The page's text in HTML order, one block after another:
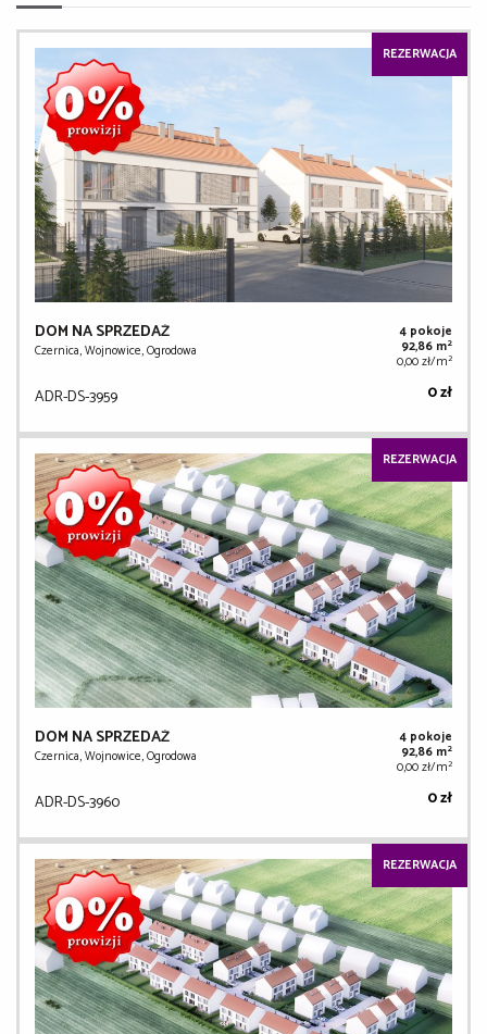
REZERWACJA
DOM NA SPRZEDAŻ
Czernica, Wojnowice, Ogrodowa
4 pokoje
92,86 m2
0,00 zł/m2
ADR-DS-3959 0 zł
REZERWACJA
DOM NA SPRZEDAŻ
Czernica, Wojnowice, Ogrodowa
4 pokoje
92,86 m2
0,00 zł/m2
ADR-DS-3960 0 zł
REZERWACJA